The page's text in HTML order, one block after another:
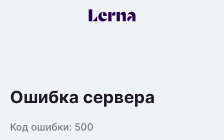
Ошибка сервера
Код ошибки: 500